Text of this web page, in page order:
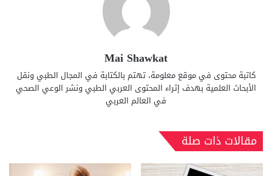
Mai Shawkat
كاتبة محتوى في موقع معلومة، تهتم بالكتابة في المجال الطبي ونقل
الأبحاث العلمية بهدف إثراء المحتوى العربي الطبي ونشر الوعي الصحي
في العالم العربي
مقالات ذات صلة